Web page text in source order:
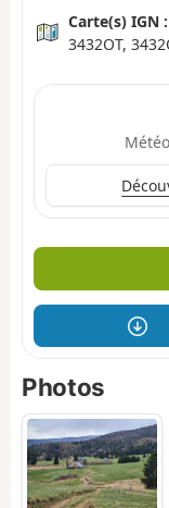
Carte(s) IGN :
3432OT,
Photos